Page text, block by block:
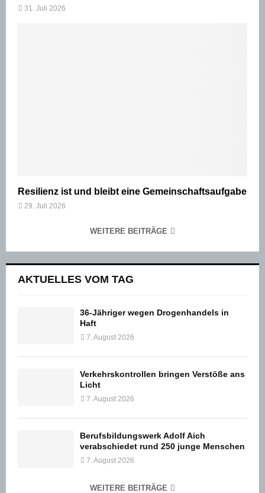
31. Juli 2026
Resilienz ist und bleibt eine Gemeinschaftsaufgabe
29. Juli 2026
WEITERE BEITRÄGE
AKTUELLES VOM TAG
36-Jähriger wegen Drogenhandels in
Haft
7. August 2026
Verkehrskontrollen bringen Verstöße ans
Licht
7. August 2026
Berufsbildungswerk Adolf Aich
verabschiedet rund 250 junge Menschen
7. August 2026
WEITERE BEITRÄGE